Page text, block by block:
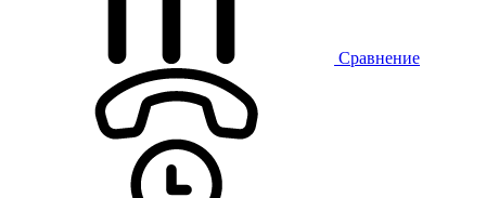
Сравнение